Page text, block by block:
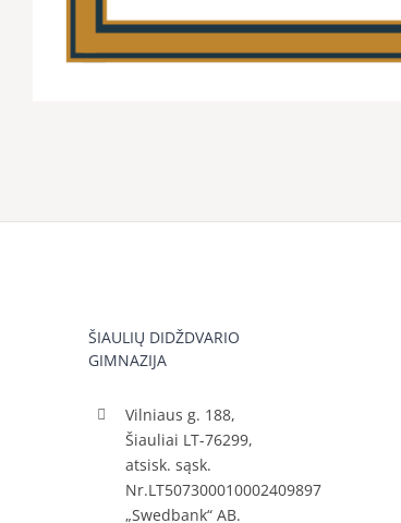
ŠIAULIŲ DIDŽDVARIO
GIMNAZIJA
Vilniaus g. 188,
Šiauliai LT-76299,
atsisk. sąsk.
Nr.LT507300010002409897
„Swedbank“ AB.